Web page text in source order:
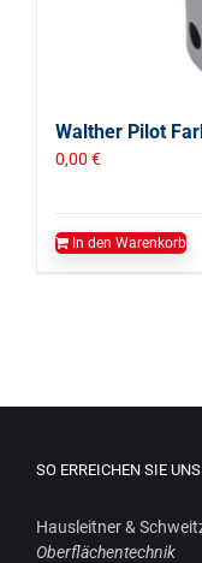
Walther Pilot
0,00 €
In den Warenkorb
SO ERREICHEN SIE UNS
Haus­leit­ner &
Ober­flä­chen­tech­nik